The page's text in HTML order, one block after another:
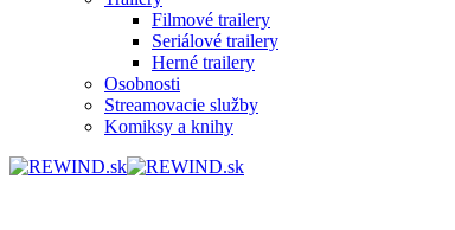
Filmové trailery
Seriálové trailery
Herné trailery
Osobnosti
Streamovacie služby
Komiksy a knihy